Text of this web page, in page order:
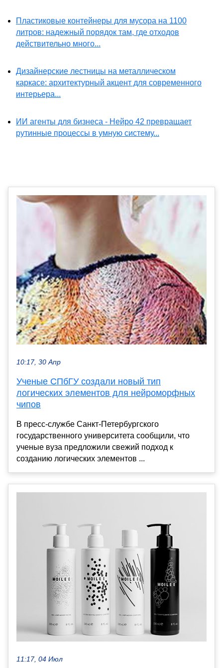
Пластиковые контейнеры для мусора на 1100
литров: надежный порядок там, где отходов
действительно много...
Дизайнерские лестницы на металлическом
каркасе: архитектурный акцент для современного
интерьера...
ИИ агенты для бизнеса - Нейро 42 превращает
рутинные процессы в умную систему...
10:17, 30 Апр
Ученые СПбГУ создали новый тип
логических элементов для нейроморфных
чипов
В пресс-службе Санкт-Петербургского
государственного университета сообщили, что
ученые вуза предложили свежий подход к
созданию логических элементов ...
11:17, 04 Июл